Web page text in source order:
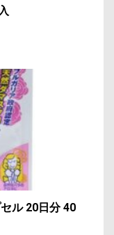
ル 20日分 40